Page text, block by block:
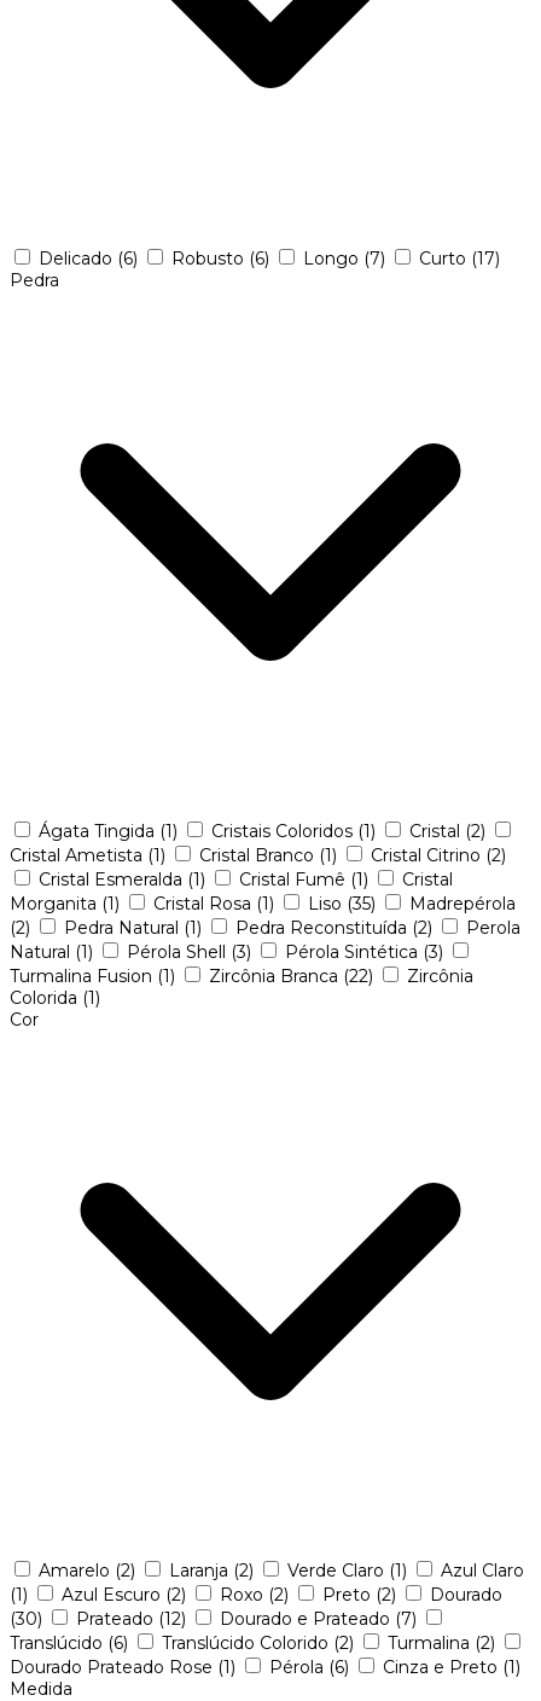
Delicado (6) Robusto (6) Longo (7) Curto (17)
Pedra
Ágata Tingida (1) Cristais Coloridos (1) Cristal (2)
Cristal Ametista (1) Cristal Branco (1) Cristal Citrino (2)
Cristal Esmeralda (1) Cristal Fumê (1)
Cristal
Morganita (1) Cristal Rosa (1) Liso (35)
Madrepérola
(2)
Pedra Natural (1) Pedra Reconstituída (2)
Perola
Natural (1) Pérola Shell (3) Pérola Sintética (3)
Turmalina Fusion (1) Zircônia Branca (22)
Zircônia
Colorida (1)
Cor
Amarelo (2) Laranja (2) Verde Claro (1)
Azul Claro
(1)
Azul Escuro (2) Roxo (2) Preto (2)
Dourado
(30)
Prateado (12) Dourado e Prateado (7)
Translúcido (6) Translúcido Colorido (2) Turmalina (2)
Dourado Prateado Rose (1) Pérola (6) Cinza e Preto (1)
Medida